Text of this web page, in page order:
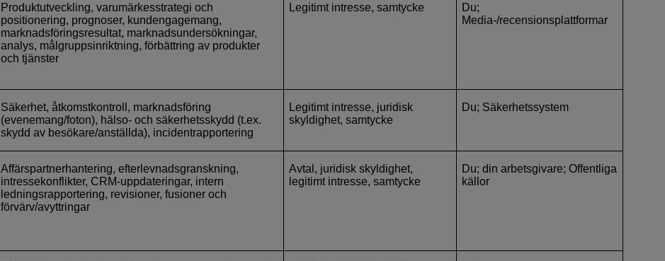
Produktutveckling, varumärkesstrategi och
positionering, prognoser, kundengagemang,
marknadsföringsresultat, marknadsundersökningar,
analys, målgruppsinriktning, förbättring av produkter
och tjänster
Legitimt intresse, samtycke
Du;
Media-/recensionsplattformar
Säkerhet, åtkomstkontroll, marknadsföring
(evenemang/foton), hälso- och säkerhetsskydd (t.ex.
skydd av besökare/anställda), incidentrapportering
Legitimt intresse, juridisk
skyldighet, samtycke
Du; Säkerhetssystem
Affärspartnerhantering, efterlevnadsgranskning,
intressekonflikter, CRM-uppdateringar, intern
ledningsrapportering, revisioner, fusioner och
förvärv/avyttringar
Avtal, juridisk skyldighet,
legitimt intresse, samtycke
Du; din arbetsgivare; Offentliga
källor